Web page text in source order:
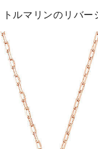
ルマリンのリバー